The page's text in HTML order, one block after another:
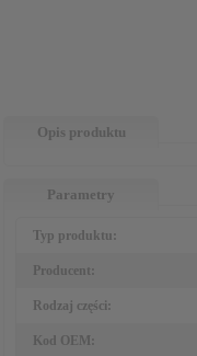
Opis produktu
Parametry
Typ produktu:
Producent:
Rodzaj części:
Kod OEM: